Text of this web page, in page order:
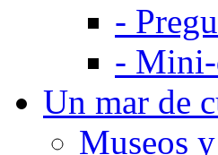
-
- Mini-
Un mar de
Museos